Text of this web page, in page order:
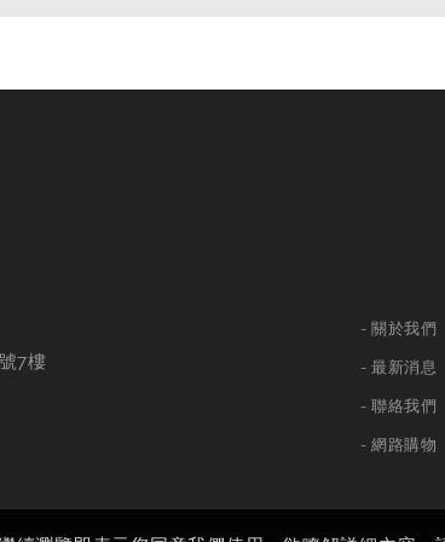
7樓
關於我們
最新消息
聯絡我們
網路購物